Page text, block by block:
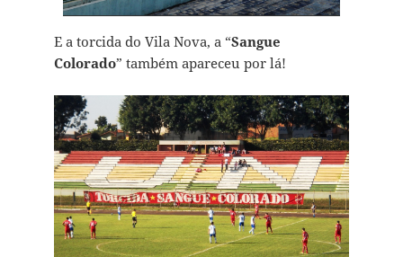
E a torcida do Vila Nova, a “Sangue
Colorado” também apareceu por lá!